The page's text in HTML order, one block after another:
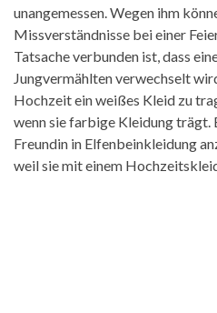
unangemessen. Wegen ihm
Missverständnisse bei einer
Tatsache verbunden ist, dass
Jungvermählten verwechselt
Hochzeit ein weißes Kleid zu
wenn sie farbige Kleidung trägt.
Freundin in Elfenbeinkleidung
weil sie mit einem